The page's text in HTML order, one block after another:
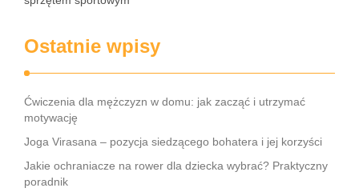
Ostatnie wpisy
Ćwiczenia dla mężczyzn w domu: jak zacząć i utrzymać
motywację
Joga Virasana – pozycja siedzącego bohatera i jej korzyści
Jakie ochraniacze na rower dla dziecka wybrać? Praktyczny
poradnik